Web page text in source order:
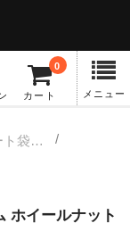
カート
0
メニュー
ショート袋ナット
ホイールナット